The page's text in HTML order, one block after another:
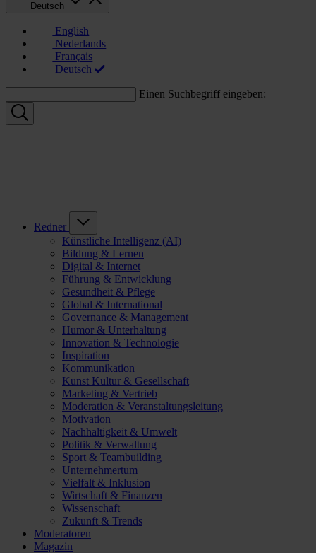
Deutsch
English
Nederlands
Français
Deutsch
Einen Suchbegriff eingeben:
Redner
Künstliche Intelligenz (AI)
Bildung & Lernen
Digital & Internet
Führung & Entwicklung
Gesundheit & Pflege
Global & International
Governance & Management
Humor & Unterhaltung
Innovation & Technologie
Inspiration
Kommunikation
Kunst Kultur & Gesellschaft
Marketing & Vertrieb
Moderation & Veranstaltungsleitung
Motivation
Nachhaltigkeit & Umwelt
Politik & Verwaltung
Sport & Teambuilding
Unternehmertum
Vielfalt & Inklusion
Wirtschaft & Finanzen
Wissenschaft
Zukunft & Trends
Moderatoren
Magazin